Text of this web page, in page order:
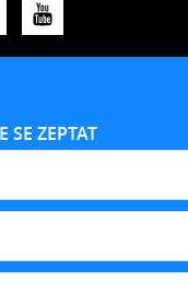
SE ZEPTAT